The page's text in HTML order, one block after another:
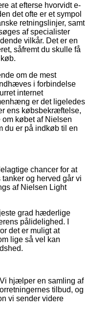
at efterse hvorvidt e-
det ofte er et sympol
retningslinjer, samt
af specialister
vilkår. Det er en
såfremt du skulle få
om de mest
i forbindelse
internet
er det ligeledes
ens købsbekræftelse,
købet af Nielsen
du er på indkøb til en
chancer for at
og herved går vi
af Nielsen Light
grad hæderlige
pålidelighed. I
det er muligt at
lige så vel kan
hjælper en samling af
tilbud, og
vi sender videre